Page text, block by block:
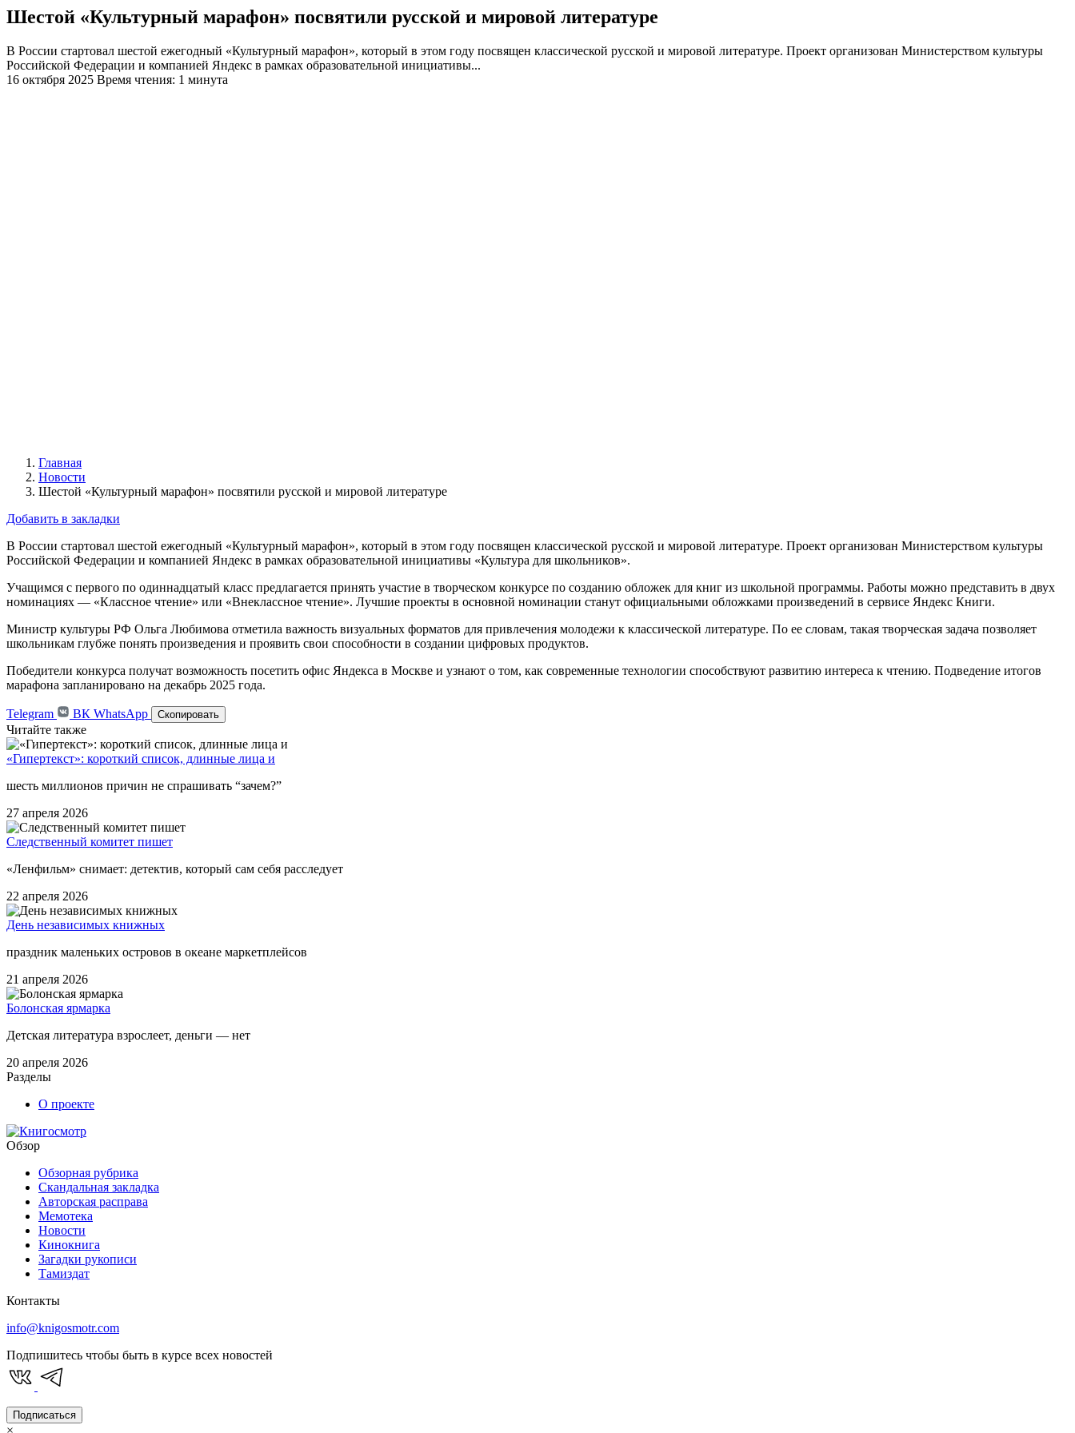
Шестой «Культурный марафон» посвятили русской и мировой литературе
В России стартовал шестой ежегодный «Культурный марафон», который в этом году посвящен классической русской и мировой литературе. Проект организован Министерством культуры
Российской Федерации и компанией Яндекс в рамках образовательной инициативы...
16 октября 2025 Время чтения: 1 минута
Главная
Новости
Шестой «Культурный марафон» посвятили русской и мировой литературе
Добавить в закладки
В России стартовал шестой ежегодный «Культурный марафон», который в этом году посвящен классической русской и мировой литературе. Проект организован Министерством культуры
Российской Федерации и компанией Яндекс в рамках образовательной инициативы «Культура для школьников».
Учащимся с первого по одиннадцатый класс предлагается принять участие в творческом конкурсе по созданию обложек для книг из школьной программы. Работы можно представить в двух
номинациях — «Классное чтение» или «Внеклассное чтение». Лучшие проекты в основной номинации станут официальными обложками произведений в сервисе Яндекс Книги.
Министр культуры РФ Ольга Любимова отметила важность визуальных форматов для привлечения молодежи к классической литературе. По ее словам, такая творческая задача позволяет
школьникам глубже понять произведения и проявить свои способности в создании цифровых продуктов.
Победители конкурса получат возможность посетить офис Яндекса в Москве и узнают о том, как современные технологии способствуют развитию интереса к чтению. Подведение итогов
марафона запланировано на декабрь 2025 года.
Telegram ВК WhatsApp Скопировать
Читайте также
«Гипертекст»: короткий список, длинные лица и
шесть миллионов причин не спрашивать “зачем?”
27 апреля 2026
Следственный комитет пишет
«Ленфильм» снимает: детектив, который сам себя расследует
22 апреля 2026
День независимых книжных
праздник маленьких островов в океане маркетплейсов
21 апреля 2026
Болонская ярмарка
Детская литература взрослеет, деньги — нет
20 апреля 2026
Разделы
О проекте
Обзор
Обзорная рубрика
Скандальная закладка
Авторская расправа
Мемотека
Новости
Кинокнига
Загадки рукописи
Тамиздат
Контакты
info@knigosmotr.com
Подпишитесь чтобы быть в курсе всех новостей
Подписаться
×